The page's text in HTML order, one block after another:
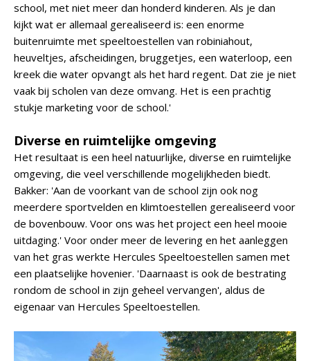
school, met niet meer dan honderd kinderen. Als je dan
kijkt wat er allemaal gerealiseerd is: een enorme
buitenruimte met speeltoestellen van robiniahout,
heuveltjes, afscheidingen, bruggetjes, een waterloop, een
kreek die water opvangt als het hard regent. Dat zie je niet
vaak bij scholen van deze omvang. Het is een prachtig
stukje marketing voor de school.'
Diverse en ruimtelijke omgeving
Het resultaat is een heel natuurlijke, diverse en ruimtelijke
omgeving, die veel verschillende mogelijkheden biedt.
Bakker: 'Aan de voorkant van de school zijn ook nog
meerdere sportvelden en klimtoestellen gerealiseerd voor
de bovenbouw. Voor ons was het project een heel mooie
uitdaging.' Voor onder meer de levering en het aanleggen
van het gras werkte Hercules Speeltoestellen samen met
een plaatselijke hovenier. 'Daarnaast is ook de bestrating
rondom de school in zijn geheel vervangen', aldus de
eigenaar van Hercules Speeltoestellen.